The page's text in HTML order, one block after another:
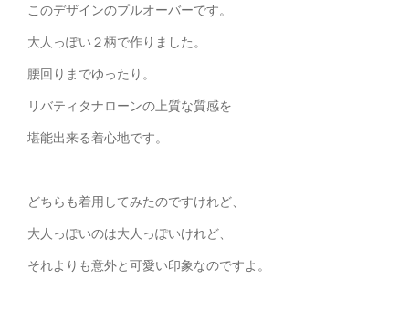
このデザインのプルオーバーです。
大人っぽい２柄で作りました。
腰回りまでゆったり。
リバティタナローンの上質な質感を
堪能出来る着心地です。
どちらも着用してみたのですけれど、
大人っぽいのは大人っぽいけれど、
それよりも意外と可愛い印象なのですよ。